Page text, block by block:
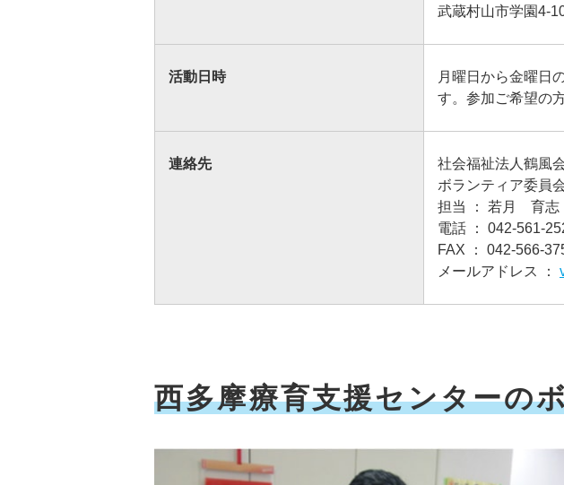
武蔵村山市学園4-
活動日時
月曜日から金曜日
す。参加ご希望の
連絡先
社会福祉法人鶴風
ボランティア委員
担当 ： 若月 育志
電話 ： 042-561-
FAX ： 042-566-
メールアドレス ：
西多摩療育支援センターの